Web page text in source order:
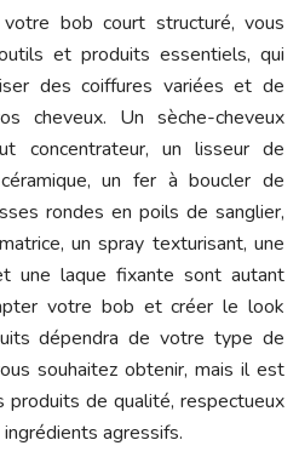
bob court structuré, vous
et produits essentiels, qui
des coiffures variées et de
cheveux. Un sèche-cheveux
concentrateur, un lisseur de
un fer à boucler de
rondes en poils de sanglier,
un spray texturisant, une
une laque fixante sont autant
votre bob et créer le look
dépendra de votre type de
souhaitez obtenir, mais il est
de qualité, respectueux
agressifs.